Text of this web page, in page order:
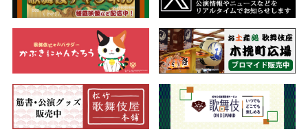
親子の情愛、勇猛果敢な迫力の毛振りが魅力の歌舞伎舞踊の代
表作をお楽しみいただきます。
三、市松小僧の女（いちまつこぞうのおんな）
呉服屋の娘お千代は、女だてらに剣術に凝り、日ごろの振舞い
もまるで男のよう。見かねた父親は婿を迎え入れて身代を継がせ
ようとします。しかし、父の後妻に気を遣ったお千代は、家を出